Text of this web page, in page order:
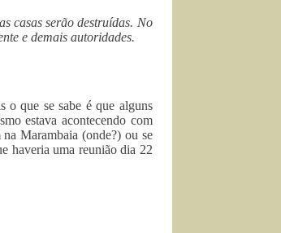
casas serão destruídas. No
e demais autoridades.
o que se sabe é que alguns
estava acontecendo com
Marambaia (onde?) ou se
haveria uma reunião dia 22